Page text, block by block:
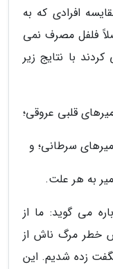
افرادی که به
فلفل مصرف نمی
با نتایج زیر
می گوید: ما از
خطر مرگ ناش از
زده شدیم. این